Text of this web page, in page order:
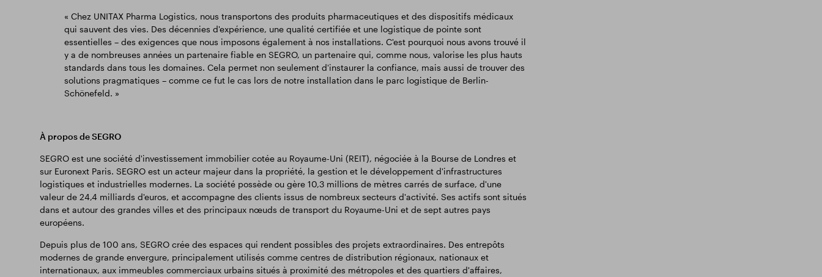
« Chez UNITAX Pharma Logistics, nous transportons des produits pharmaceutiques et des dispositifs médicaux
qui sauvent des vies. Des décennies d'expérience, une qualité certifiée et une logistique de pointe sont
essentielles – des exigences que nous imposons également à nos installations. C'est pourquoi nous avons trouvé il
y a de nombreuses années un partenaire fiable en SEGRO, un partenaire qui, comme nous, valorise les plus hauts
standards dans tous les domaines. Cela permet non seulement d'instaurer la confiance, mais aussi de trouver des
solutions pragmatiques – comme ce fut le cas lors de notre installation dans le parc logistique de Berlin-
Schönefeld. »
À propos de SEGRO
SEGRO est une société d'investissement immobilier cotée au Royaume-Uni (REIT), négociée à la Bourse de Londres et
sur Euronext Paris. SEGRO est un acteur majeur dans la propriété, la gestion et le développement d'infrastructures
logistiques et industrielles modernes. La société possède ou gère 10,3 millions de mètres carrés de surface, d'une
valeur de 24,4 milliards d'euros, et accompagne des clients issus de nombreux secteurs d'activité. Ses actifs sont situés
dans et autour des grandes villes et des principaux nœuds de transport du Royaume-Uni et de sept autres pays
européens.
Depuis plus de 100 ans, SEGRO crée des espaces qui rendent possibles des projets extraordinaires. Des entrepôts
modernes de grande envergure, principalement utilisés comme centres de distribution régionaux, nationaux et
internationaux, aux immeubles commerciaux urbains situés à proximité des métropoles et des quartiers d'affaires,